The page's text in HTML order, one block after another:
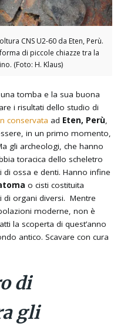
CNS U2-60 da Eten, Perù.
di piccole chiazze tra la
(Foto: H. Klaus)
tomba e la sua buona
i risultati dello studio di
conservata ad Eten, Perù,
in un primo momento,
gli archeologi, che hanno
toracica dello scheletro
ossa e denti. Hanno infine
o cisti costituita
di organi diversi. Mentre
moderne, non è
la scoperta di quest’anno
antico. Scavare con cura
di
gli